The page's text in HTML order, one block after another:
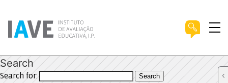
Search
Search for: Search